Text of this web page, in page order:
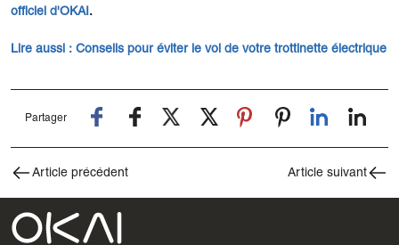
officiel d'OKAI .
Lire aussi : Conseils pour éviter le vol de votre trottinette électrique
Partager
Article précédent Article suivant